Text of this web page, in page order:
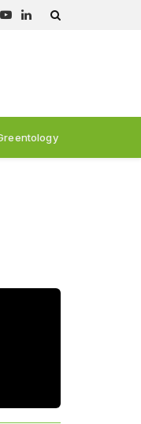
YouTubeLinkedIn